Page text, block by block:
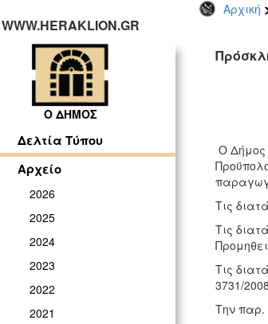
Αρχική
WWW.HERAKLION.GR
Ο ΔΗΜΟΣ
Δελτία Τύπου
Αρχείο
2026
2025
2024
2023
2022
2021
Ο Δήμος
Τις
Τις
Τις
3731/
Την παρ.